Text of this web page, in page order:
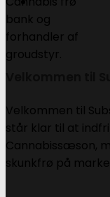
Velkommen til
står klar til at
Cannabissæson,
skunkfrø på